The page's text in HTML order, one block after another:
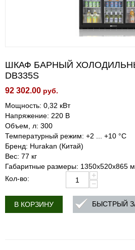
ШКАФ БАРНЫЙ
DB335S
92 302.00 руб.
Мощность: 0,32 кВт
Напряжение: 220 В
Объем, л: 300
Температурный режим: +2 ... +10 °C
Бренд: Hurakan (Китай)
Вес: 77 кг
Габаритные размеры: 1350x520x865
Кол-во:
+
−
В КОРЗИНУ БЫСТРЫЙ